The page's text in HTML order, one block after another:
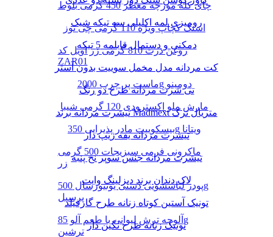
چای کله مورچه معطر 450 گرمی بلوط
اسنک کچاپ ویژه 110 گرمی چی توز
روغن ذرت 810 گرمی زر اویل کد
ZAR01
ماست پر چرب 2000g دومینو
مارش ملو اکسترودی 120 گرمی شیبا
بیسکوییت مادر پذیرایی 350g ویتانا
ماکرونی فرمی سبزیجات 500 گرمی
زر
پودر لباسشویی دستی یونیورسال 500g
پرسیل
آلوچه ترش لیوانی با طعم آلو 85g
ترشین
رومیزی لمه اکلیلی سه تیکه شیک
دمکنی و دستمال قابلمه 5 تیکه
کت مردانه مدل مخمل سوییت بدون آستر
تی شرت مردانه طرح دو رنگ
تیشرت مردانه برند Madmext متریال ترک
تیشرت مردانه یقه زیپ دار
تیشرت مردانه جنس سوپر نخ پنبه
لاک دندان برند دیزلینگ وایت
تونیک آستین کوتاه زنانه طرح گارفیلد
تونیک زنانه طرح نگین دار